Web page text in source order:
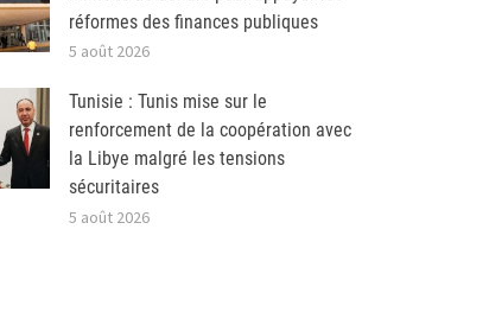
réformes des finances publiques
5 août 2026
Tunisie : Tunis mise sur le
renforcement de la coopération avec
la Libye malgré les tensions
sécuritaires
5 août 2026